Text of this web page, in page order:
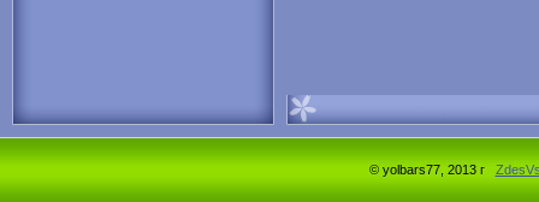
© yolbars77, 2013 г